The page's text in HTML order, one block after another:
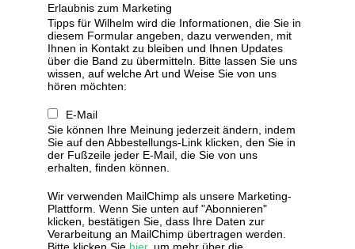
Erlaubnis zum Marketing
Tipps für Wilhelm wird die Informationen, die Sie in
diesem Formular angeben, dazu verwenden, mit
Ihnen in Kontakt zu bleiben und Ihnen Updates
über die Band zu übermitteln. Bitte lassen Sie uns
wissen, auf welche Art und Weise Sie von uns
hören möchten:
E-Mail
Sie können Ihre Meinung jederzeit ändern, indem
Sie auf den Abbestellungs-Link klicken, den Sie in
der Fußzeile jeder E-Mail, die Sie von uns
erhalten, finden können.
Wir verwenden MailChimp als unsere Marketing-
Plattform. Wenn Sie unten auf "Abonnieren"
klicken, bestätigen Sie, dass Ihre Daten zur
Verarbeitung an MailChimp übertragen werden.